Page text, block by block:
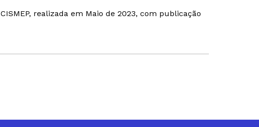
realizada em Maio de 2023, com publicação